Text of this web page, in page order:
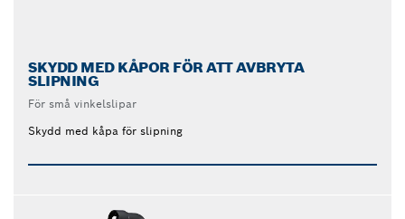
SKYDD MED KÅPOR FÖR ATT AVBRYTA
SLIPNING
För små vinkelslipar
Skydd med kåpa för slipning